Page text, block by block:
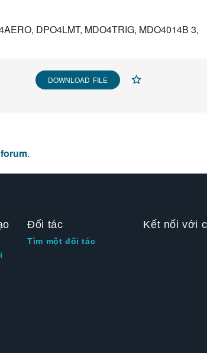
DPO4LMT, MDO4TRIG, MDO4014B 3,
DOWNLOAD FILE
.
Đối tác
Tìm một đối tác
Kết nối với